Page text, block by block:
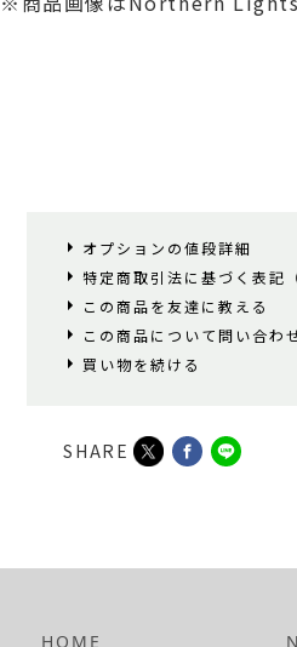
オプションの値段詳細
特定商取引法に基づく表記
この商品を友達に教える
この商品について問い合わ
買い物を続ける
SHARE
HOME